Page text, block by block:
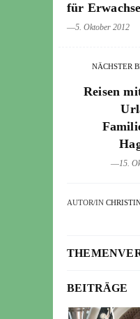
für
―5. Oktober 2012
NÄCHSTER
Reisen
―15.
AUTOR/IN
BEITRÄGE